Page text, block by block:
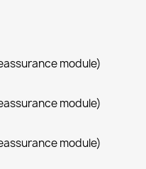
module)
module)
module)